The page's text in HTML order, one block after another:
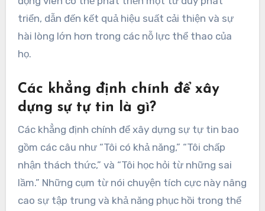
triển, dẫn đến kết quả hiệu suất cải thiện và sự
hài lòng lớn hơn trong các nỗ lực thể thao của
họ.
Các khẳng định chính để xây
dựng sự tự tin là gì?
Các khẳng định chính để xây dựng sự tự tin bao
gồm các câu như “Tôi có khả năng,” “Tôi chấp
nhận thách thức,” và “Tôi học hỏi từ những sai
lầm.” Những cụm từ nói chuyện tích cực này nâng
cao sự tập trung và khả năng phục hồi trong thể